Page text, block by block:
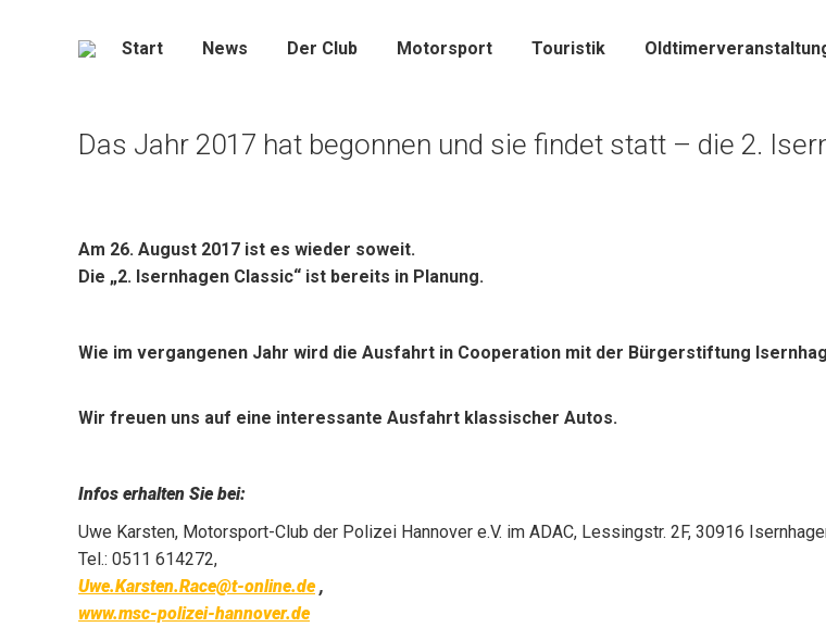
Start News Der Club Motorsport Touristik
Das Jahr 2017 hat begonnen und sie findet statt – die 2.
Am 26. August 2017 ist es wieder soweit.
Die „2. Isernhagen Classic“ ist bereits in Planung.
Wie im vergangenen Jahr wird die Ausfahrt in Cooperation mit der Bürgerstiftung
Wir freuen uns auf eine interessante Ausfahrt klassischer Autos.
Infos erhalten Sie bei:
Uwe Karsten, Motorsport-Club der Polizei Hannover e.V. im ADAC, Lessingstr. 2F, 30916
Tel.: 0511 614272,
Uwe.Karsten.Race@t-online.de,
www.msc-polizei-hannover.de